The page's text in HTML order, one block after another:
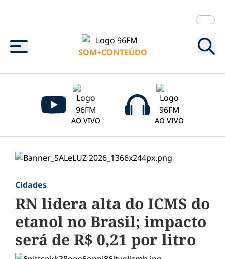
Menu
SOM+CONTEÚDO
AO VIVO AO VIVO
Cidades
RN lidera alta do ICMS do
etanol no Brasil; impacto
será de R$ 0,21 por litro